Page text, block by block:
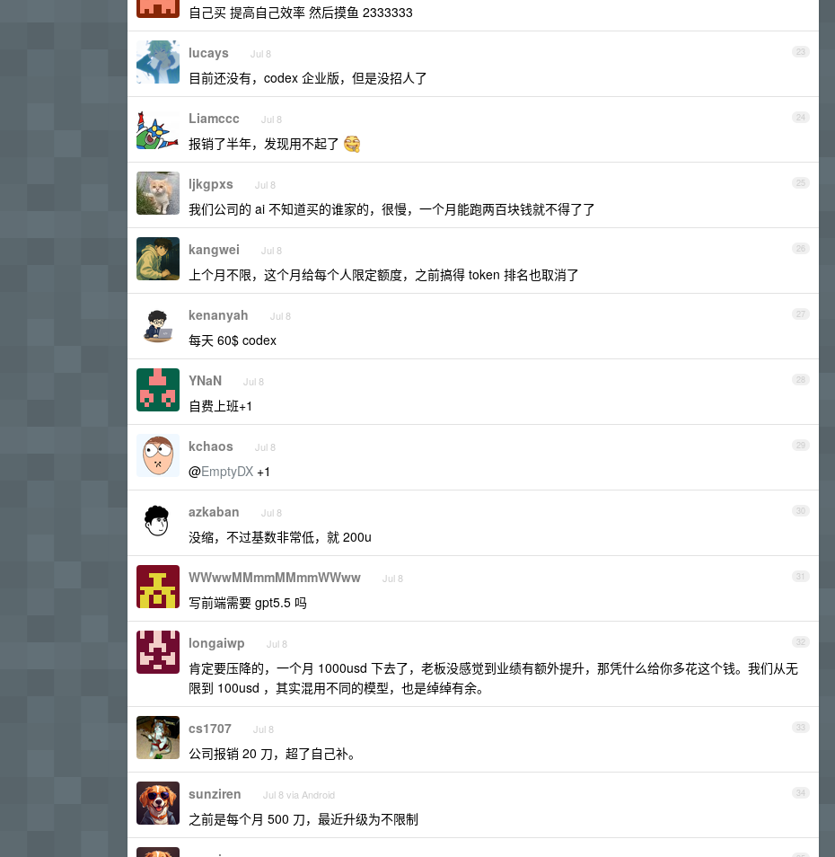
自己买 提高自己效率 然后摸鱼 2333333
23
lucays Jul 8
目前还没有，codex 企业版，但是没招人了
24
Liamccc Jul 8
报销了半年，发现用不起了
25
ljkgpxs Jul 8
我们公司的 ai 不知道买的谁家的，很慢，一个月能跑两百块钱就不得了了
26
kangwei Jul 8
上个月不限，这个月给每个人限定额度，之前搞得 token 排名也取消了
27
kenanyah Jul 8
每天 60$ codex
28
YNaN Jul 8
自费上班+1
29
kchaos Jul 8
@EmptyDX +1
30
azkaban Jul 8
没缩，不过基数非常低，就 200u
31
WWwwMMmmMMmmWWww Jul 8
写前端需要 gpt5.5 吗
32
longaiwp Jul 8
肯定要压降的，一个月 1000usd 下去了，老板没感觉到业绩有额外提升，那凭什么给你多花这个钱。我们从无
限到 100usd ，其实混用不同的模型，也是绰绰有余。
33
cs1707 Jul 8
公司报销 20 刀，超了自己补。
34
sunziren Jul 8 via Android
之前是每个月 500 刀，最近升级为不限制